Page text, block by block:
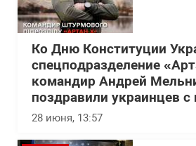
Ко Дню Конституции
спецподразделение
командир Андрей
поздравили украинцев
28 июня, 13:57